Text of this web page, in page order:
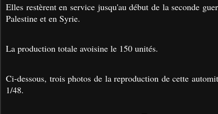
Elles restèrent en service jusqu'au début de la seconde
Palestine et en Syrie.
La production totale avoisine le 150 unités.
Ci-dessous, trois photos de la reproduction de cette
1/48.